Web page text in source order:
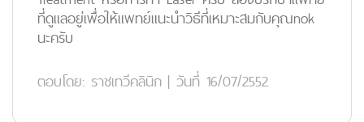
ที่ดูแลอยู่เพื่อให้แพทย์แนะนำวิธีที่เหมาะสมกับคุณnok
นะครับ
ตอบโดย: ราชเทวีคลินิก | วันที่ 16/07/2552